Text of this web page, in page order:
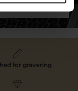
for gravering